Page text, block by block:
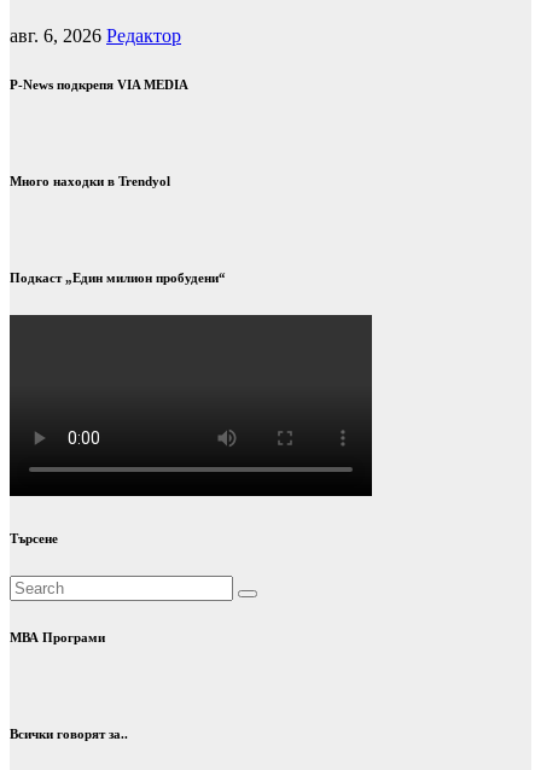
авг. 6, 2026 Редактор
P-News подкрепя VIA MEDIA
Много находки в Trendyol
Подкаст „Един милион пробудени“
Търсене
МВА Програми
Всички говорят за..